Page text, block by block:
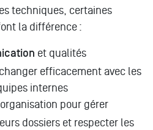
techniques, certaines
la différence :
et qualités
efficacement avec les
internes
pour gérer
dossiers et respecter les